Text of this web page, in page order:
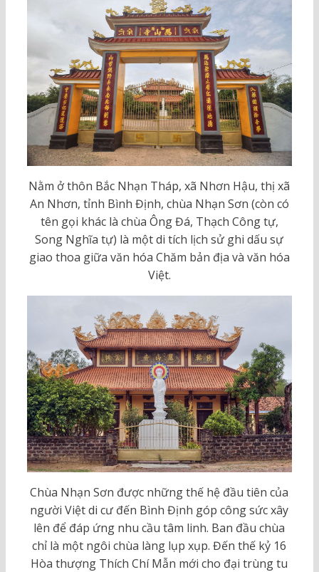
Nằm ở thôn Bắc Nhạn Tháp, xã Nhơn Hậu, thị xã
An Nhơn, tỉnh Bình Định, chùa Nhạn Sơn (còn có
tên gọi khác là chùa Ông Đá, Thạch Công tự,
Song Nghĩa tự) là một di tích lịch sử ghi dấu sự
giao thoa giữa văn hóa Chăm bản địa và văn hóa
Việt.
Chùa Nhạn Sơn được những thế hệ đầu tiên của
người Việt di cư đến Bình Định góp công sức xây
lên để đáp ứng nhu cầu tâm linh. Ban đầu chùa
chỉ là một ngôi chùa làng lụp xụp. Đến thế kỷ 16
Hòa thượng Thích Chí Mẫn mới cho đại trùng tu